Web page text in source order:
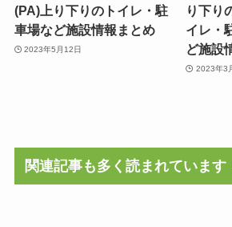
(PA)上り下りのトイレ・駐
車場など施設情報まとめ
2023年5月12日
り下り
イレ・
ど施設
2023年3
関連記事も多く読まれています